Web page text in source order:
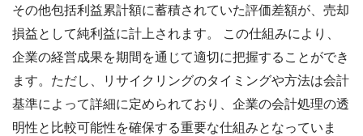
その他包括利益累計額に蓄積されていた評価差額が、売却
損益として純利益に計上されます。 この仕組みにより、
企業の経営成果を期間を通じて適切に把握することができ
ます。ただし、リサイクリングのタイミングや方法は会計
基準によって詳細に定められており、企業の会計処理の透
明性と比較可能性を確保する重要な仕組みとなっていま